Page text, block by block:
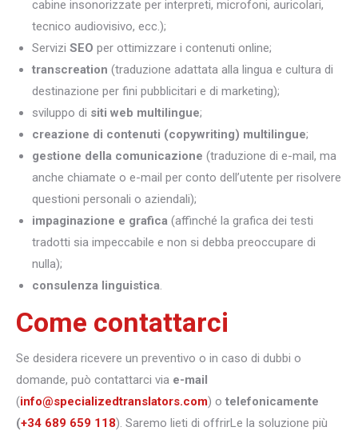
cabine insonorizzate per interpreti, microfoni, auricolari,
tecnico audiovisivo, ecc.);
Servizi SEO per ottimizzare i contenuti online;
transcreation (traduzione adattata alla lingua e cultura di
destinazione per fini pubblicitari e di marketing);
sviluppo di siti web multilingue;
creazione di contenuti (copywriting) multilingue;
gestione della comunicazione (traduzione di e-mail, ma
anche chiamate o e-mail per conto dell’utente per risolvere
questioni personali o aziendali);
impaginazione e grafica (affinché la grafica dei testi
tradotti sia impeccabile e non si debba preoccupare di
nulla);
consulenza linguistica.
Come contattarci
Se desidera ricevere un preventivo o in caso di dubbi o
domande, può contattarci via e-mail
(info@specializedtranslators.com) o telefonicamente
(+34 689 659 118). Saremo lieti di offrirLe la soluzione più